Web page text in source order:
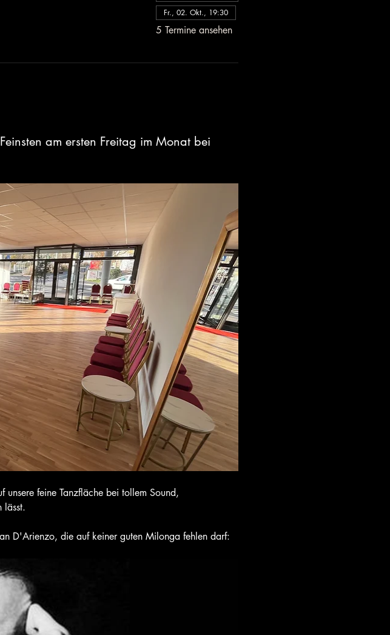
Fr., 02. Okt., 19:30
5 Termine ansehen
am ersten Freitag im Monat bei
unsere feine Tanzfläche bei tollem Sound,
lässt.
D'Arienzo, die auf keiner guten Milonga fehlen darf: